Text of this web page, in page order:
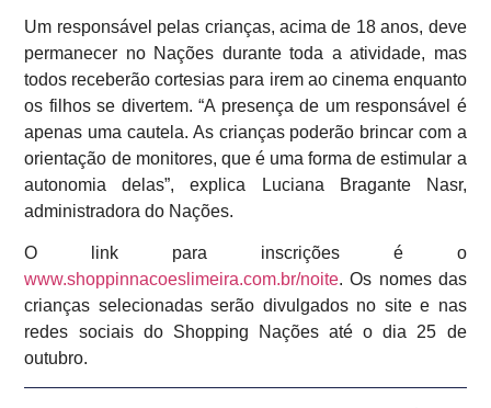
Um responsável pelas crianças, acima de 18 anos, deve
permanecer no Nações durante toda a atividade, mas
todos receberão cortesias para irem ao cinema enquanto
os filhos se divertem. “A presença de um responsável é
apenas uma cautela. As crianças poderão brincar com a
orientação de monitores, que é uma forma de estimular a
autonomia delas”, explica Luciana Bragante Nasr,
administradora do Nações.
O link para inscrições é o
www.shoppinnacoeslimeira.com.br/noite. Os nomes das
crianças selecionadas serão divulgados no site e nas
redes sociais do Shopping Nações até o dia 25 de
outubro.